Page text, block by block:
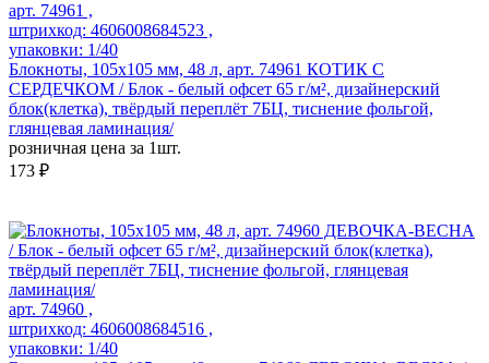
арт. 74961 ,
штрихкод: 4606008684523 ,
упаковки: 1/40
Блокноты, 105х105 мм, 48 л, арт. 74961 КОТИК С
СЕРДЕЧКОМ / Блок - белый офсет 65 г/м², дизайнерский
блок(клетка), твёрдый переплёт 7БЦ, тиснение фольгой,
глянцевая ламинация/
розничная цена за 1шт.
173 ₽
арт. 74960 ,
штрихкод: 4606008684516 ,
упаковки: 1/40